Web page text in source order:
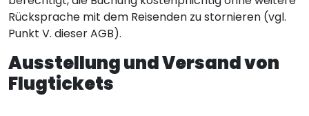
Rücksprache mit dem Reisenden zu stornieren (vgl.
Punkt V. dieser AGB).
Ausstellung und Versand von
Flugtickets